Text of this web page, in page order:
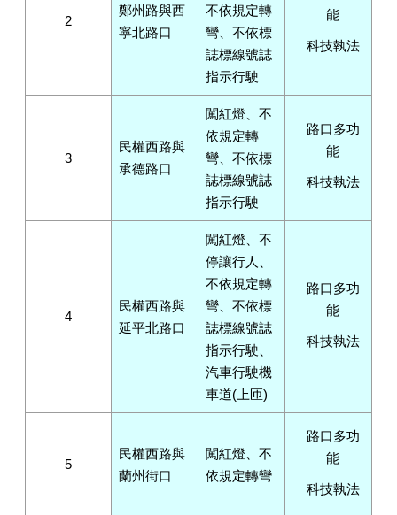
2
鄭州路與西
寧北路口
不依規定轉
彎、不依標
誌標線號誌
指示行駛
能
科技執法
3
民權西路與
承德路口
闖紅燈、不
依規定轉
彎、不依標
誌標線號誌
指示行駛
路口多功
能
科技執法
4
民權西路與
延平北路口
闖紅燈、不
停讓行人、
不依規定轉
彎、不依標
誌標線號誌
指示行駛、
汽車行駛機
車道(上匝)
路口多功
能
科技執法
5
民權西路與
蘭州街口
闖紅燈、不
依規定轉彎
路口多功
能
科技執法